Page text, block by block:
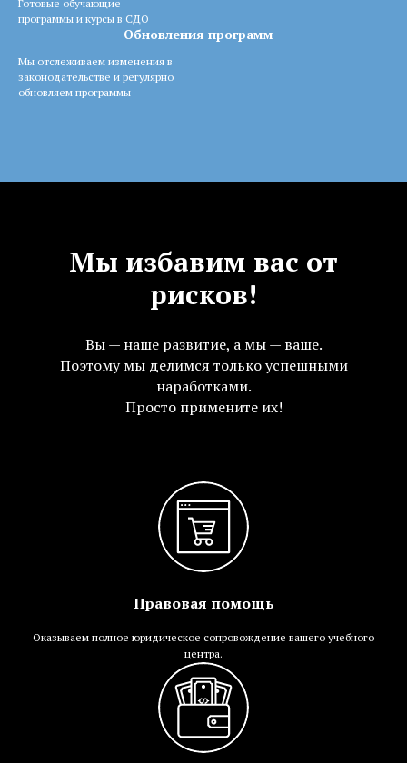
Готовые обучающие
программы и курсы в СДО
Обновления программ
Мы отслеживаем изменения в
законодательстве и регулярно
обновляем программы
Мы избавим вас от
рисков!
Вы — наше развитие, а мы — ваше.
Поэтому мы делимся только успешными
наработками.
Просто примените их!
Правовая помощь
Оказываем полное юридическое сопровождение вашего учебного
центра.